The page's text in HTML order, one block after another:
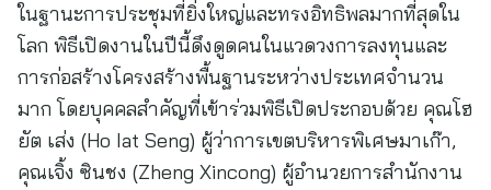
ในฐานะการประชุมที่ยิ่งใหญ่และทรงอิทธิพลมากที่สุดใน
โลก พิธีเปิดงานในปีนี้ดึงดูดคนในแวดวงการลงทุนและ
การก่อสร้างโครงสร้างพื้นฐานระหว่างประเทศจำนวน
มาก โดยบุคคลสำคัญที่เข้าร่วมพิธีเปิดประกอบด้วย คุณโฮ
ยัต เส่ง (Ho Iat Seng) ผู้ว่าการเขตบริหารพิเศษมาเก๊า,
คุณเจิ้ง ซินชง (Zheng Xincong) ผู้อำนวยการสำนักงาน